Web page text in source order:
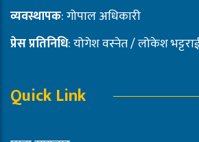
व्यवस्थापक: गोपाल अधिकारी
प्रेस प्रतिनिधि: योगेश वस्नेत / लोकेश
Quick Link